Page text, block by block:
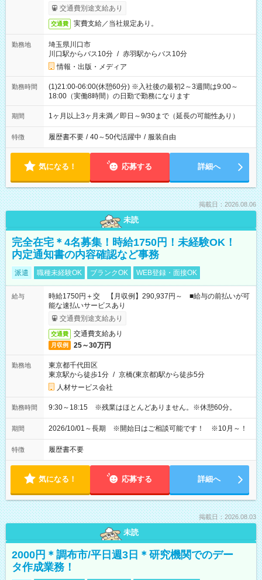
交通費別途支給あり
交通費 実費支給／当社規定あり。
勤務地
埼玉県川口市
川口駅からバス10分 / 赤羽駅からバス10分
情報・出版・メディア
勤務時間
(1)21:00-06:00(休憩60分) ※入社後の最初2～3週間は9:00～
18:00（実働8時間）の日勤で勤務になります
期間 1ヶ月以上3ヶ月未満／即日～9/30まで（延長の可能性あり）
特徴 履歴書不要 / 40～50代活躍中 / 服装自由
気になる！ 応募する 詳細へ
掲載日：2026.08.06
未読
完全在宅＊4名募集！時給1750円！未経験OK！
内定通知書の内容確認など事務
派遣 職種未経験OK ブランクOK WEB登録・面接OK
給与
時給1750円＋交 【月収例】290,937円～ ■給与の前払いが可
能な速払いサービスあり
交通費別途支給あり
交通費 交通費支給あり
月収例 25～30万円
勤務地
東京都千代田区
東京駅から徒歩1分 / 京橋(東京都)駅から徒歩5分
人材サービス会社
勤務時間 9:30～18:15 ※残業はほとんどありません。※休憩60分。
期間 2026/10/01～長期 ※開始日はご相談可能です！ ※10月～！
特徴 履歴書不要
気になる！ 応募する 詳細へ
掲載日：2026.08.03
未読
2000円＊調布市/平日週3日＊研究機関でのデー
タ作成業務！